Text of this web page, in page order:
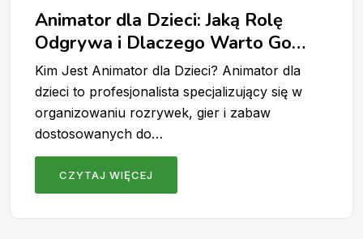
Animator dla Dzieci: Jaką Rolę
Odgrywa i Dlaczego Warto Go
Wynająć?
Kim Jest Animator dla Dzieci? Animator dla
dzieci to profesjonalista specjalizujący się w
organizowaniu rozrywek, gier i zabaw
dostosowanych do…
CZYTAJ WIĘCEJ